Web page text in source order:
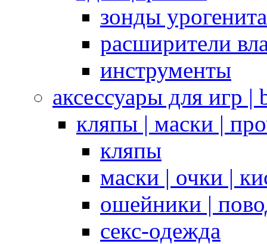
зонды
расширители
инструменты
аксессуары для игр |
кляпы | маски |
кляпы
маски | очки |
ошейники |
секс-одежда